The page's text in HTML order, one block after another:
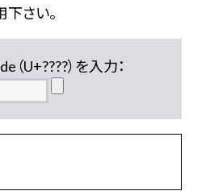
下さい。
U+????）を入力：